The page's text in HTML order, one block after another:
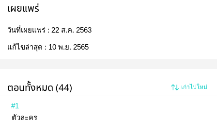
เผยแพร่
วันที่เผยแพร่ : 22 ส.ค. 2563
แก้ไขล่าสุด : 10 พ.ย. 2565
ตอนทั้งหมด (44) เก่าไปใหม่
#1
ตัวละคร